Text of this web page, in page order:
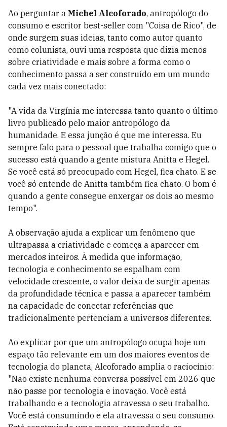
Ao perguntar a Michel Alcoforado, antropólogo do
consumo e escritor best-seller com "Coisa de Rico", de
onde surgem suas ideias, tanto como autor quanto
como colunista, ouvi uma resposta que dizia menos
sobre criatividade e mais sobre a forma como o
conhecimento passa a ser construído em um mundo
cada vez mais conectado:
"A vida da Virgínia me interessa tanto quanto o último
livro publicado pelo maior antropólogo da
humanidade. E essa junção é que me interessa. Eu
sempre falo para o pessoal que trabalha comigo que o
sucesso está quando a gente mistura Anitta e Hegel.
Se você está só preocupado com Hegel, fica chato. E se
você só entende de Anitta também fica chato. O bom é
quando a gente consegue enxergar os dois ao mesmo
tempo".
A observação ajuda a explicar um fenômeno que
ultrapassa a criatividade e começa a aparecer em
mercados inteiros. À medida que informação,
tecnologia e conhecimento se espalham com
velocidade crescente, o valor deixa de surgir apenas
da profundidade técnica e passa a aparecer também
na capacidade de conectar referências que
tradicionalmente pertenciam a universos diferentes.
Ao explicar por que um antropólogo ocupa hoje um
espaço tão relevante em um dos maiores eventos de
tecnologia do planeta, Alcoforado amplia o raciocínio:
"Não existe nenhuma conversa possível em 2026 que
não passe por tecnologia e inovação. Você está
trabalhando e a tecnologia atravessa o seu trabalho.
Você está consumindo e ela atravessa o seu consumo.